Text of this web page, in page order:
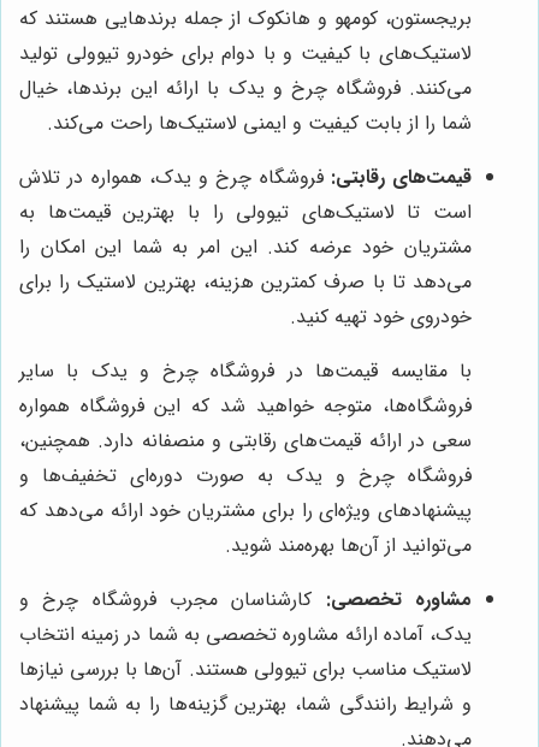
بریجستون، کومهو و هانکوک از جمله برندهایی هستند که
لاستیک‌های با کیفیت و با دوام برای خودرو تیوولی تولید
می‌کنند. فروشگاه چرخ و یدک با ارائه این برندها، خیال
شما را از بابت کیفیت و ایمنی لاستیک‌ها راحت می‌کند.
قیمت‌های رقابتی: فروشگاه چرخ و یدک، همواره در تلاش
است تا لاستیک‌های تیوولی را با بهترین قیمت‌ها به
مشتریان خود عرضه کند. این امر به شما این امکان را
می‌دهد تا با صرف کمترین هزینه، بهترین لاستیک را برای
خودروی خود تهیه کنید.
با مقایسه قیمت‌ها در فروشگاه چرخ و یدک با سایر
فروشگاه‌ها، متوجه خواهید شد که این فروشگاه همواره
سعی در ارائه قیمت‌های رقابتی و منصفانه دارد. همچنین،
فروشگاه چرخ و یدک به صورت دوره‌ای تخفیف‌ها و
پیشنهادهای ویژه‌ای را برای مشتریان خود ارائه می‌دهد که
می‌توانید از آن‌ها بهره‌مند شوید.
مشاوره تخصصی: کارشناسان مجرب فروشگاه چرخ و
یدک، آماده ارائه مشاوره تخصصی به شما در زمینه انتخاب
لاستیک مناسب برای تیوولی هستند. آن‌ها با بررسی نیازها
و شرایط رانندگی شما، بهترین گزینه‌ها را به شما پیشنهاد
می‌دهند.